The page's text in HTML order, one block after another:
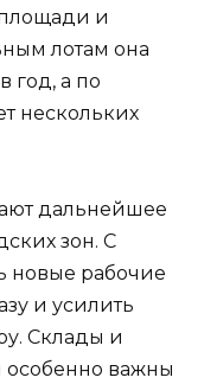
и
лотам она
год, а по
нескольких
дальнейшее
зон. С
новые рабочие
и усилить
Склады и
важны